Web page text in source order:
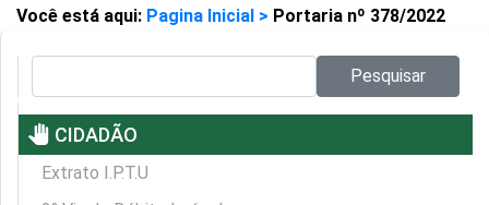
Você está aqui: Pagina Inicial > Portaria nº 378/2022
Pesquisar
pan_tool CIDADÃO
Extrato I.P.T.U